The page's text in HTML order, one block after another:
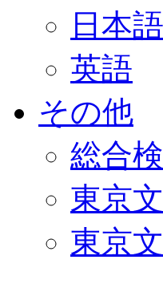
日本語
英語
その他
総合
東京
東京